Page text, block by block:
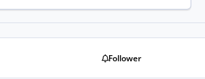
Follower